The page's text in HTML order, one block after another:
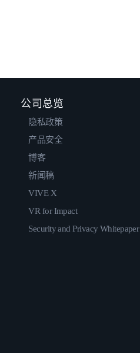
公司总览
隐私政策
产品安全
博客
新闻稿
VIVE X
VR for Impact
Security and Privacy Whitepaper